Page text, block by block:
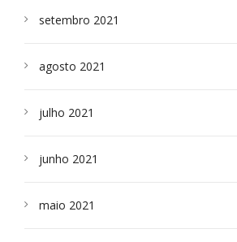
setembro 2021
agosto 2021
julho 2021
junho 2021
maio 2021